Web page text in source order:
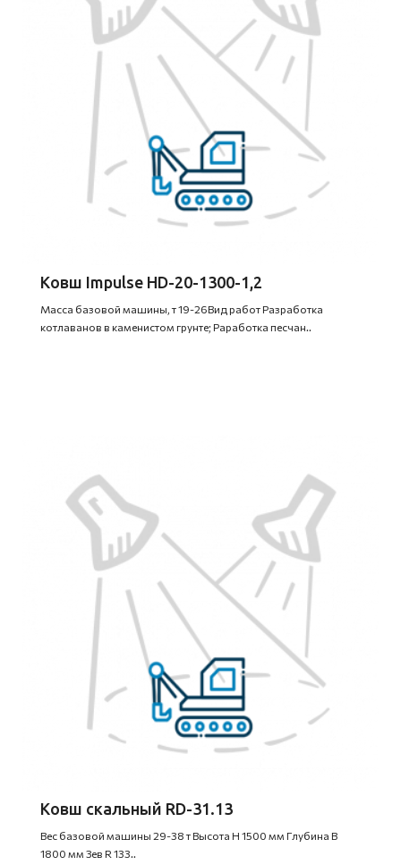
Ковш Impulse HD-20-1300-1,2
Масса базовой машины, т 19-26Вид работ Разработка
котлаванов в каменистом грунте; Раработка песчан..
Ковш скальный RD-31.13
Вес базовой машины 29-38 т Высота H 1500 мм Глубина B
1800 мм Зев R 133..